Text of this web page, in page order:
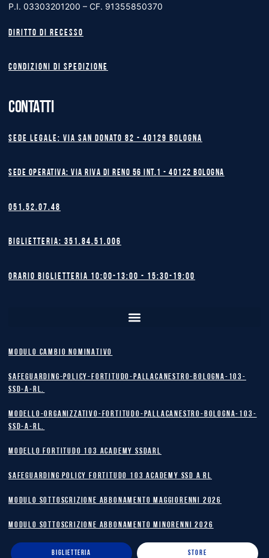
P.I. 03303201200 – CF. 91355850370
Diritto di recesso
Condizioni di spedizione
CONTATTI
Sede legale: Via San Donato 82 - 40129 BOLOGNA
Sede operativa: Via Riva di Reno 56 int.1 - 40122 BOLOGNA
051.52.07.48
Biglietteria: 351.84.51.006
Orario biglietteria 10:00-13:00 - 15:30-19:00
MODULO CAMBIO NOMINATIVO
safeguarding-policy-Fortitudo-Pallacanestro-Bologna-103-
SSD-A-RL.
Modello-Organizzativo-Fortitudo-Pallacanestro-Bologna-103-
SSD-A-RL.
MODELLO FORTITUDO 103 ACADEMY SSDARL
safeguarding policy Fortitudo 103 Academy SSD A RL
MODULO SOTTOSCRIZIONE ABBONAMENTO MAGGIORENNI 2026
MODULO SOTTOSCRIZIONE ABBONAMENTO MINORENNI 2026
BIGLIETTERIA STORE